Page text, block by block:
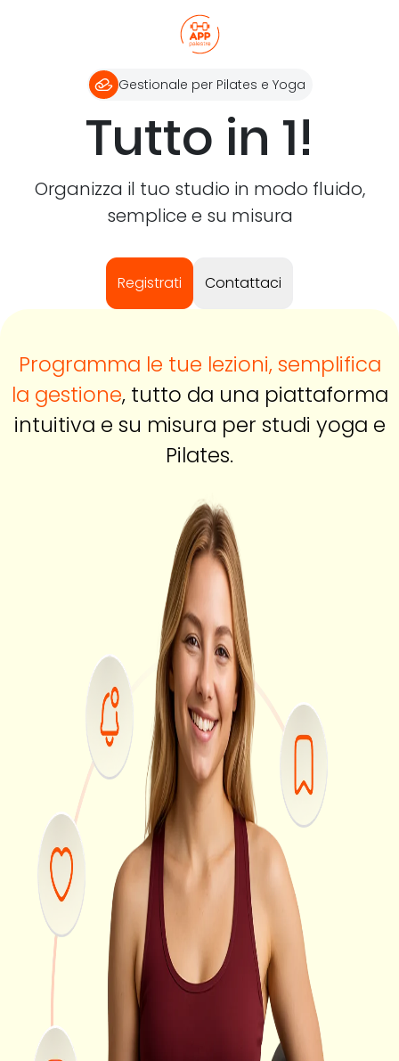
Gestionale per Pilates e Yoga
Tutto in 1!
Organizza il tuo studio in modo fluido,
semplice e su misura
Registrati Contattaci
Programma le tue lezioni, semplifica
la gestione, tutto da una piattaforma
intuitiva e su misura per studi yoga e
Pilates.